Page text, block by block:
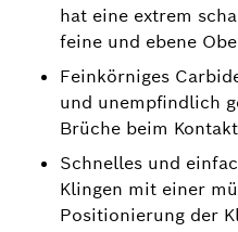
hat eine extrem
feine und ebene
Feinkörniges
und unempfindlich
Brüche beim
Schnelles und
Klingen mit einer
Positionierung der